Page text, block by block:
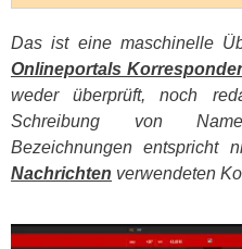
Das ist eine maschinelle
Onlineportals
weder überprüft, noch
Schreibung von
Bezeichnungen entspricht
Nachrichten verwendeten